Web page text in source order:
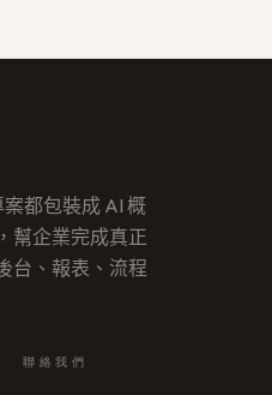
都包裝成 AI 概
幫企業完成真正
台、報表、流程
聯絡我們